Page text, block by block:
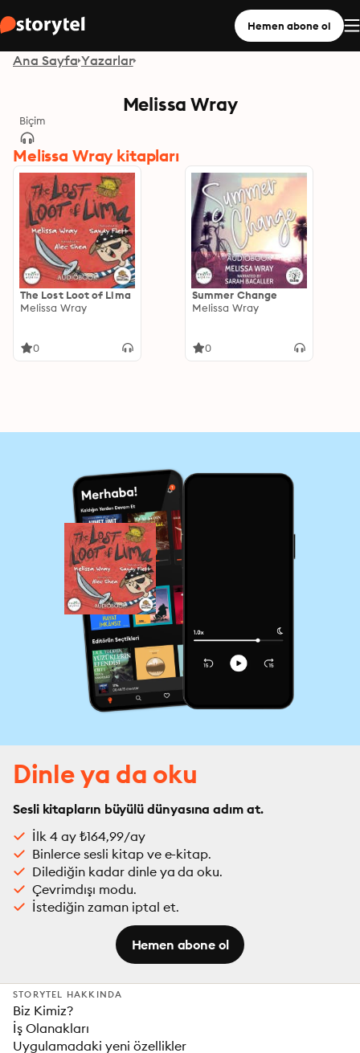
Hemen abone ol
Ana Sayfa Yazarlar
Melissa Wray
Biçim
Melissa Wray kitapları
The Lost Loot of Lima
Melissa Wray
0
Summer Change
Melissa Wray
0
Dinle ya da oku
Sesli kitapların büyülü dünyasına adım at.
İlk 4 ay ₺164,99/ay
Binlerce sesli kitap ve e-kitap.
Dilediğin kadar dinle ya da oku.
Çevrimdışı modu.
İstediğin zaman iptal et.
Hemen abone ol
STORYTEL HAKKINDA
Biz Kimiz?
İş Olanakları
Uygulamadaki yeni özellikler